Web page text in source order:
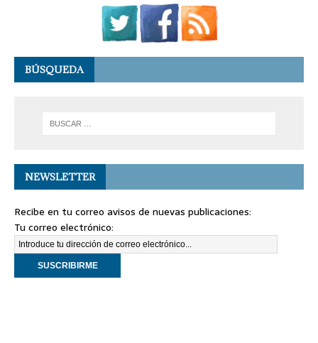
BÚSQUEDA
NEWSLETTER
Recibe en tu correo avisos de nuevas publicaciones:
Tu correo electrónico: